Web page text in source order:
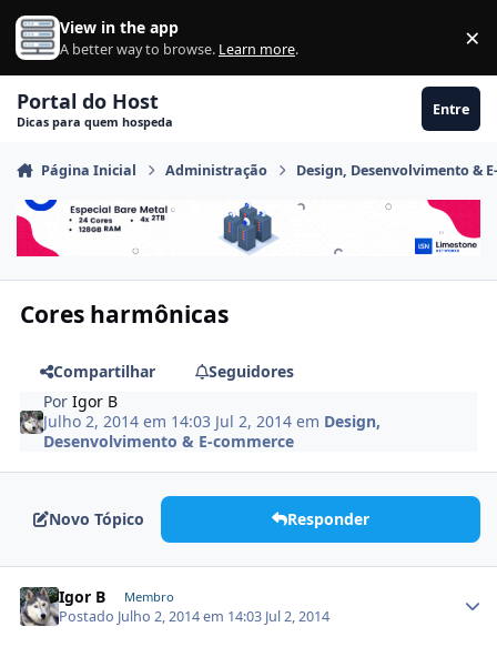
Ir para conteúdo
View in the app
A better way to browse. Learn more. ×
Portal do Host
Dicas para quem hospeda
Entre
Página Inicial Administração Design, Desenvolvimento &
Cores harmônicas
Compartilhar
Seguidores
PorIgor B
Julho 2, 2014 em 14:03 Jul 2, 2014 em Design,
Desenvolvimento & E-commerce
Novo Tópico Responder
Igor B Membro
Postado Julho 2, 2014 em 14:03 Jul 2, 2014